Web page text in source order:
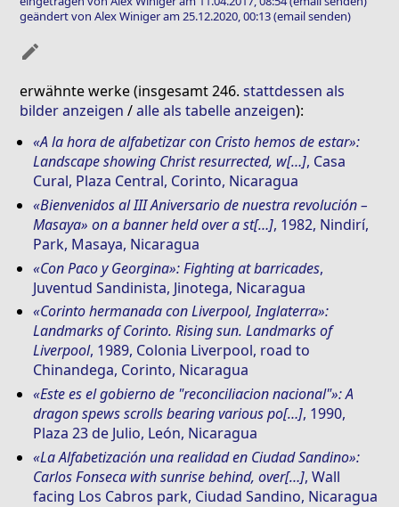
geändert von Alex Winiger am 25.12.2020, 00:13(email senden)
mode_edit
erwähnte werke (insgesamt 246.stattdessen als
bilder anzeigen /alle als tabelle anzeigen):
«A la hora de alfabetizar con Cristo hemos de estar»:
Landscape showing Christ resurrected, w[…], Casa
Cural, Plaza Central, Corinto, Nicaragua
«Bienvenidos al III Aniversario de nuestra revolución –
Masaya» on a banner held over a st[…], 1982, Nindirí,
Park, Masaya, Nicaragua
«Con Paco y Georgina»: Fighting at barricades,
Juventud Sandinista, Jinotega, Nicaragua
«Corinto hermanada con Liverpool, Inglaterra»:
Landmarks of Corinto. Rising sun. Landmarks of
Liverpool, 1989, Colonia Liverpool, road to
Chinandega, Corinto, Nicaragua
«Este es el gobierno de "reconciliacion nacional"»: A
dragon spews scrolls bearing various po[…], 1990,
Plaza 23 de Julio, León, Nicaragua
«La Alfabetización una realidad en Ciudad Sandino»:
Carlos Fonseca with sunrise behind, over[…], Wall
facing Los Cabros park, Ciudad Sandino, Nicaragua